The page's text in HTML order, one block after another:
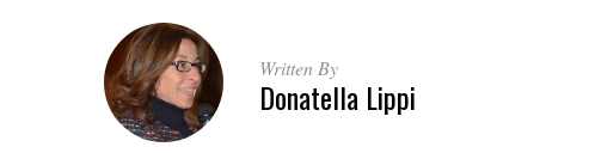
Written By
Donatella Lippi